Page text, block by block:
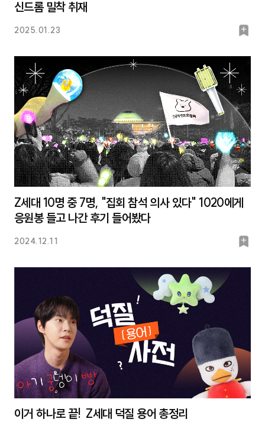
신드롬 밀착 취재
2025.01.23
북
Z세대 10명 중 7명, "집회 참석 의사 있다" 1020에게
응원봉 들고 나간 후기 들어봤다
2024.12.11
북
이거 하나로 끝! Z세대 덕질 용어 총정리